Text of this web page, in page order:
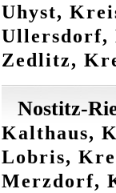
Uhyst,
Ullersdorf,
Zedlitz,
Nostitz-
Kalthaus,
Lobris,
Merzdorf,